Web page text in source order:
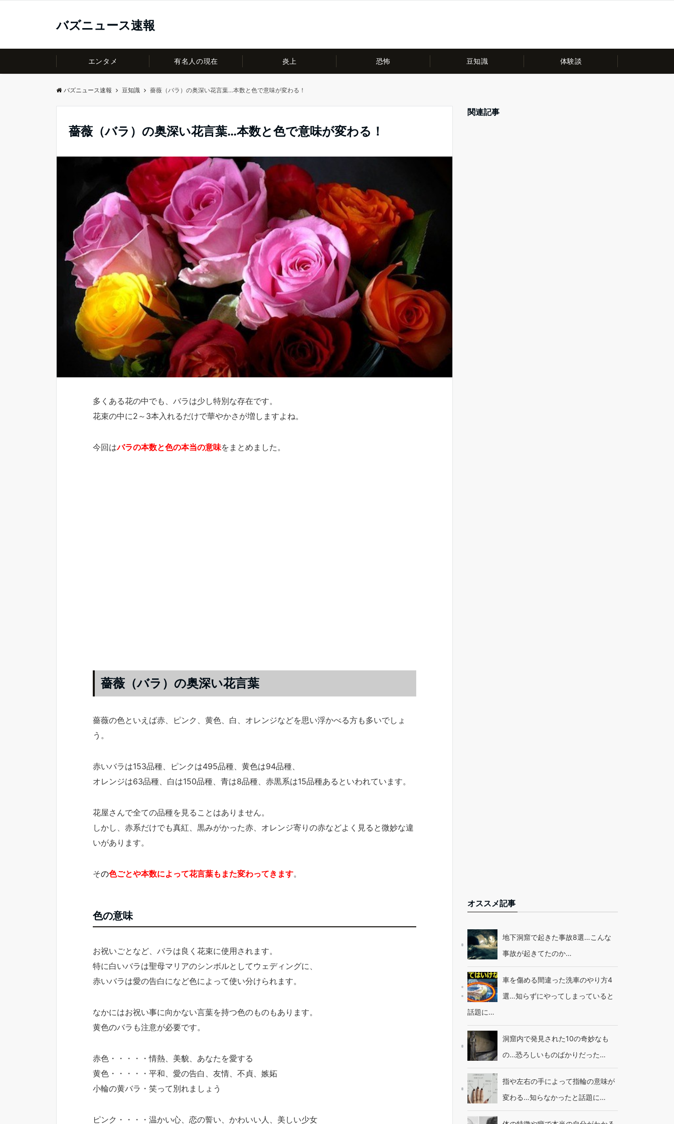
バズニュース速報
エンタメ 有名人の現在 炎上 恐怖 豆知識 体験談
バズニュース速報 豆知識 薔薇（バラ）の奥深い花言葉…本数と色で意味が変わる！
薔薇（バラ）の奥深い花言葉…本数と色で意味が変わる！
多くある花の中でも、バラは少し特別な存在です。
花束の中に2～3本入れるだけで華やかさが増しますよね。
今回はバラの本数と色の本当の意味をまとめました。
薔薇（バラ）の奥深い花言葉
薔薇の色といえば赤、ピンク、黄色、白、オレンジなどを思い浮かべる方も多いでしょ
う。
赤いバラは153品種、ピンクは495品種、黄色は94品種、
オレンジは63品種、白は150品種、青は8品種、赤黒系は15品種あるといわれています。
花屋さんで全ての品種を見ることはありません。
しかし、赤系だけでも真紅、黒みがかった赤、オレンジ寄りの赤などよく見ると微妙な違
いがあります。
その色ごとや本数によって花言葉もまた変わってきます。
色の意味
お祝いごとなど、バラは良く花束に使用されます。
特に白いバラは聖母マリアのシンボルとしてウェディングに、
赤いバラは愛の告白になど色によって使い分けられます。
なかにはお祝い事に向かない言葉を持つ色のものもあります。
黄色のバラも注意が必要です。
赤色・・・・・情熱、美貌、あなたを愛する
黄色・・・・・平和、愛の告白、友情、不貞、嫉妬
小輪の黄バラ・笑って別れましょう
ピンク・・・・温かい心、恋の誓い、かわいい人、美しい少女
関連記事
オススメ記事
地下洞窟で起きた事故8選…こんな
事故が起きてたのか…
車を傷める間違った洗車のやり方4
選…知らずにやってしまっていると
話題に…
洞窟内で発見された10の奇妙なも
の…恐ろしいものばかりだった…
指や左右の手によって指輪の意味が
変わる…知らなかったと話題に…